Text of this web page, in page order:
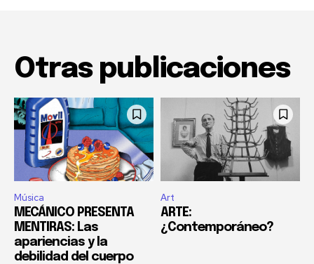
Otras publicaciones
Música
MECÁNICO PRESENTA
MENTIRAS: Las
apariencias y la
debilidad del cuerpo
Art
ARTE:
¿Contemporáneo?